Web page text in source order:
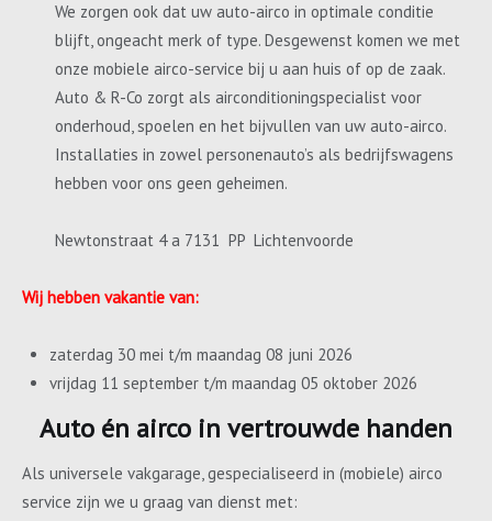
We zorgen ook dat uw auto-airco in optimale conditie
blijft, ongeacht merk of type. Desgewenst komen we met
onze mobiele airco-service bij u aan huis of op de zaak.
Auto & R-Co zorgt als airconditioningspecialist voor
onderhoud, spoelen en het bijvullen van uw auto-airco.
Installaties in zowel personenauto’s als bedrijfswagens
hebben voor ons geen geheimen.
Newtonstraat 4 a 7131 PP Lichtenvoorde
Wij hebben vakantie van:
zaterdag 30 mei t/m maandag 08 juni 2026
vrijdag 11 september t/m maandag 05 oktober 2026
Auto én airco in vertrouwde handen
Als universele vakgarage, gespecialiseerd in (mobiele) airco
service zijn we u graag van dienst met: